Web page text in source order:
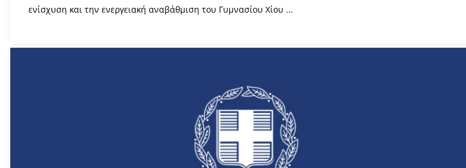
ενίσχυση και την ενεργειακή αναβάθμιση του Γυμνασίου Χίου ...